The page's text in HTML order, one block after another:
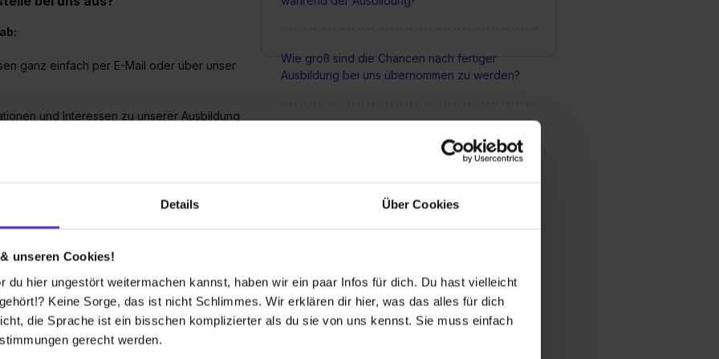
Details Über Cookies
unseren Cookies!
du hier ungestört weitermachen kannst, haben wir ein paar Infos für dich. Du hast vielleicht
Keine Sorge, das ist nicht Schlimmes. Wir erklären dir hier, was das alles für dich
die Sprache ist ein bisschen komplizierter als du sie von uns kennst. Sie muss einfach
gerecht werden.
Wie groß sind die Chancen nach fertiger
Ausbildung bei uns übernommen zu werden?
🚀Was für Weiterbildungsmöglichkeiten gibt es
📅 Bis wann muss man sich für einen
Ausbildungsplatz bewerben?
ganz einfach per E-Mail oder über unser
und Interessen zu unserer Ausbildung
Zusätzlich absolvierst du – je nach
und praktischen Fähigkeiten prüfen.
oder ein Probearbeiten zu
mit einer Entscheidung. Falls du uns
einerVorbereitungswoche bei der IHKteil.
wichtige Grundlagen.
Teil unseres Teams!